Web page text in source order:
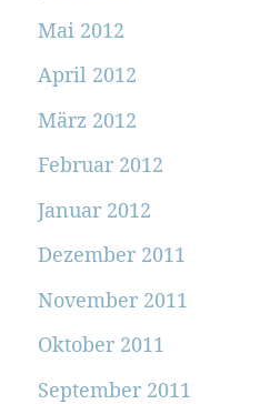
Mai 2012
April 2012
März 2012
Februar 2012
Januar 2012
Dezember 2011
November 2011
Oktober 2011
September 2011